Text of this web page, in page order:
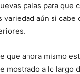
palas para que
variedad aún si cabe
que ahora mismo
mostrado a lo largo